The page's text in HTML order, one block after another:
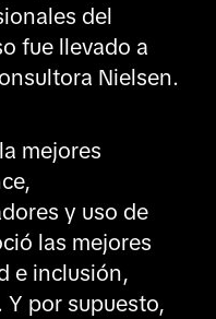
del
fue llevado a
Nielsen.
mejores
y uso de
las mejores
e inclusión,
Y por supuesto,